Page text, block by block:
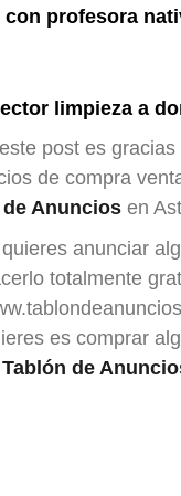
profesora
limpieza a
post es gracias
de compra
Anuncios en
anunciar
totalmente
es comprar
Tablón de